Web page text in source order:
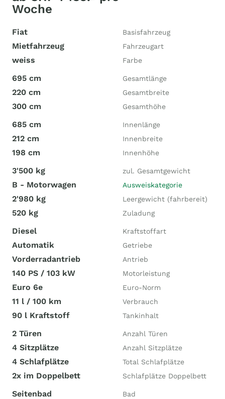
Woche
Fiat Basisfahrzeug
Mietfahrzeug Fahrzeugart
weiss Farbe
695 cm Gesamtlänge
220 cm Gesamtbreite
300 cm Gesamthöhe
685 cm Innenlänge
212 cm Innenbreite
198 cm Innenhöhe
3'500 kg zul. Gesamtgewicht
B - Motorwagen Ausweiskategorie
2'980 kg Leergewicht (fahrbereit)
520 kg Zuladung
Diesel Kraftstoffart
Automatik Getriebe
Vorderradantrieb Antrieb
140 PS / 103 kW Motorleistung
Euro 6e Euro-Norm
11 l / 100 km Verbrauch
90 l Kraftstoff Tankinhalt
2 Türen Anzahl Türen
4 Sitzplätze Anzahl Sitzplätze
4 Schlafplätze Total Schlafplätze
2x im Doppelbett Schlafplätze Doppelbett
Seitenbad Bad